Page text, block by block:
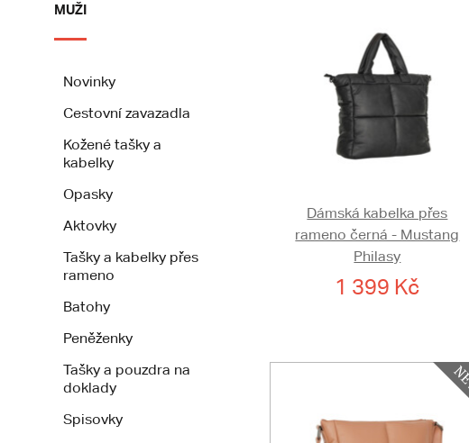
MUŽI
Novinky
Cestovní zavazadla
Kožené tašky a
kabelky
Opasky
Aktovky
Tašky a kabelky přes
rameno
Batohy
Peněženky
Tašky a pouzdra na
doklady
Spisovky
Dámská kabelka přes
rameno černá - Mustang
Philasy
1 399 Kč